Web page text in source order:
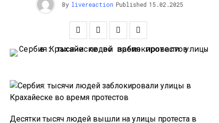
By livereaction Published 15.02.2025
Десятки тысяч людей вышли на улицы протеста в